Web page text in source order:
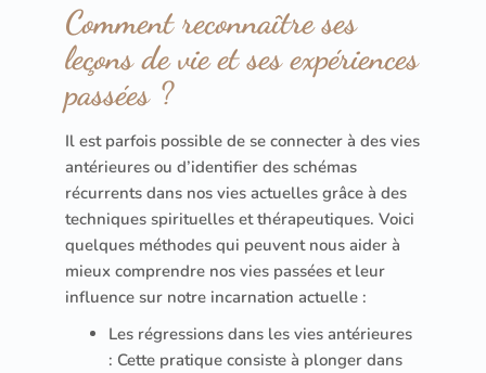
Comment reconnaître ses
leçons de vie et ses expériences
passées ?
Il est parfois possible de se connecter à des vies
antérieures ou d’identifier des schémas
récurrents dans nos vies actuelles grâce à des
techniques spirituelles et thérapeutiques. Voici
quelques méthodes qui peuvent nous aider à
mieux comprendre nos vies passées et leur
influence sur notre incarnation actuelle :
Les régressions dans les vies antérieures
: Cette pratique consiste à plonger dans